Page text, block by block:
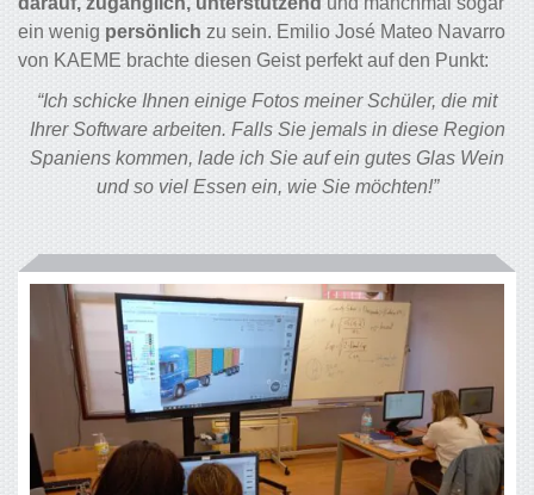
ein wenig persönlich zu sein. Emilio José Mateo Navarro
von KAEME brachte diesen Geist perfekt auf den Punkt:
“Ich schicke Ihnen einige Fotos meiner Schüler, die mit
Ihrer Software arbeiten. Falls Sie jemals in diese Region
Spaniens kommen, lade ich Sie auf ein gutes Glas Wein
und so viel Essen ein, wie Sie möchten!”